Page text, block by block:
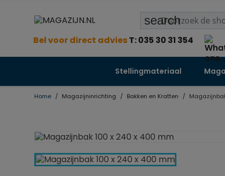
search
Bel voor direct adviesT: 035 30 31 354
Stellingmateriaal
Home Magazijninrichting Bakken en Kratten